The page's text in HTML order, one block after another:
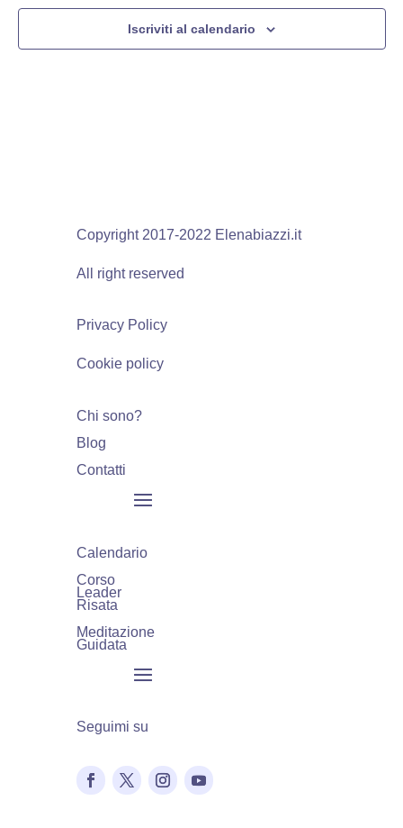
Iscriviti al calendario
Copyright 2017-2022 Elenabiazzi.it
All right reserved
Privacy Policy
Cookie policy
Chi sono?
Blog
Contatti
Calendario
Corso
Leader
Risata
Meditazione
Guidata
Seguimi su